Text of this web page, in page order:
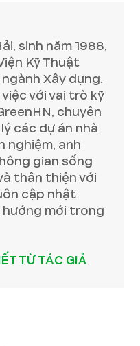
sinh năm 1988,
Kỹ Thuật
Xây dựng.
với vai trò kỹ
chuyên
các dự án nhà
nghiệm, anh
gian sống
thân thiện với
cập nhật
hướng mới trong
TỪ TÁC GIẢ